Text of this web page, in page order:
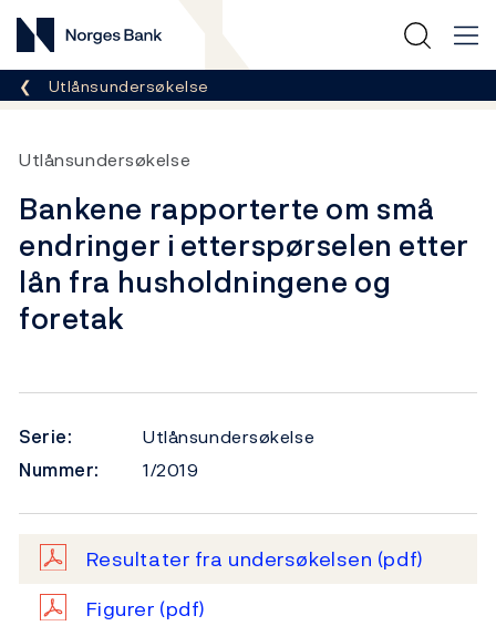
Norges Bank
Her er du nå:
Utlånsundersøkelse
Utlånsundersøkelse
Bankene rapporterte om små
endringer i etterspørselen etter
lån fra husholdningene og
foretak
Serie:
Utlånsundersøkelse
Nummer:
1/2019
Resultater fra undersøkelsen (pdf)
Figurer (pdf)